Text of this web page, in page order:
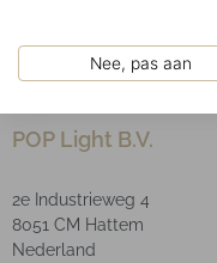
Nee, pas aan
POP Light B.V.
2e Industrieweg 4
8051 CM Hattem
Nederland